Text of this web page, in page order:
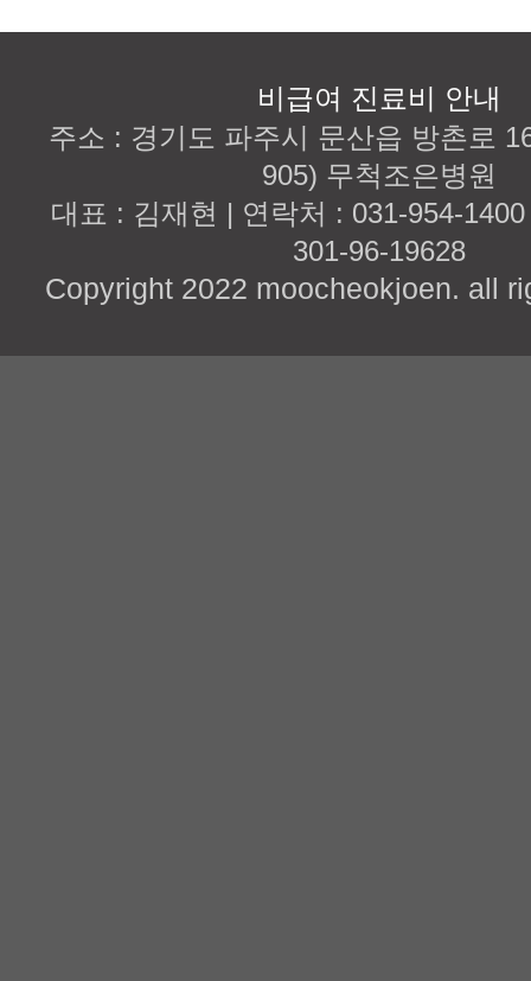
비급여 진료비 안내
주소 : 경기도 파주시 문산읍 방촌로
905) 무척조은병원
대표 : 김재현 | 연락처 : 031-954-
301-96-19628
Copyright 2022 moocheokjoen. all